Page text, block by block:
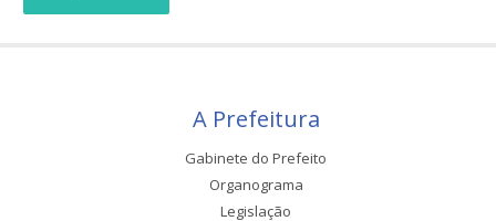
A Prefeitura
Gabinete do Prefeito
Organograma
Legislação